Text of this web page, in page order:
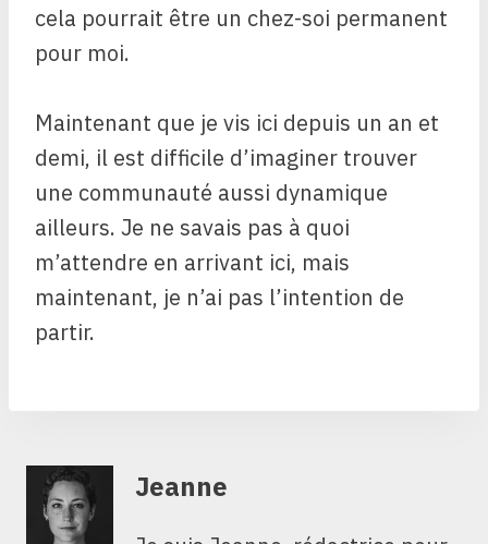
cela pourrait être un chez-soi permanent
pour moi.
Maintenant que je vis ici depuis un an et
demi, il est difficile d’imaginer trouver
une communauté aussi dynamique
ailleurs. Je ne savais pas à quoi
m’attendre en arrivant ici, mais
maintenant, je n’ai pas l’intention de
partir.
Jeanne